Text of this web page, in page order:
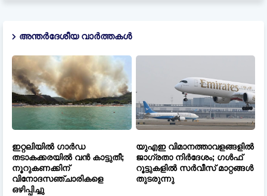
അന്തർദേശീയ വാർത്തകൾ
ഇറ്റലിയിൽ ഗാർഡ
തടാകക്കരയിൽ വൻ കാട്ടുതീ;
നൂറുകണക്കിന്
വിനോദസഞ്ചാരികളെ
ഒഴിപ്പിച്ചു
യുഎഇ വിമാനത്താവളങ്ങളിൽ
ജാഗ്രതാ നിർദേശം; ഗൾഫ്
റൂട്ടുകളിൽ സർവീസ് മാറ്റങ്ങൾ
തുടരുന്നു